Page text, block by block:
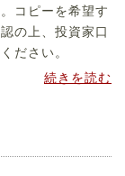
コピーを希望す
の上、投資家口
ださい。
続きを読む